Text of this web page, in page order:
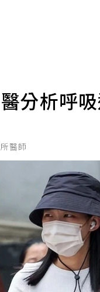
分析呼
醫師